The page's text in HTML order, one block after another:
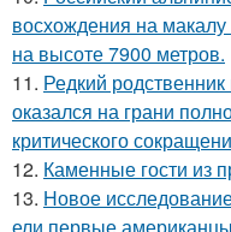
восхождения на макалу
на высоте 7900 метров.
11. Редкий
оказался на грани
критического
12. Каменные гости из
13. Новое